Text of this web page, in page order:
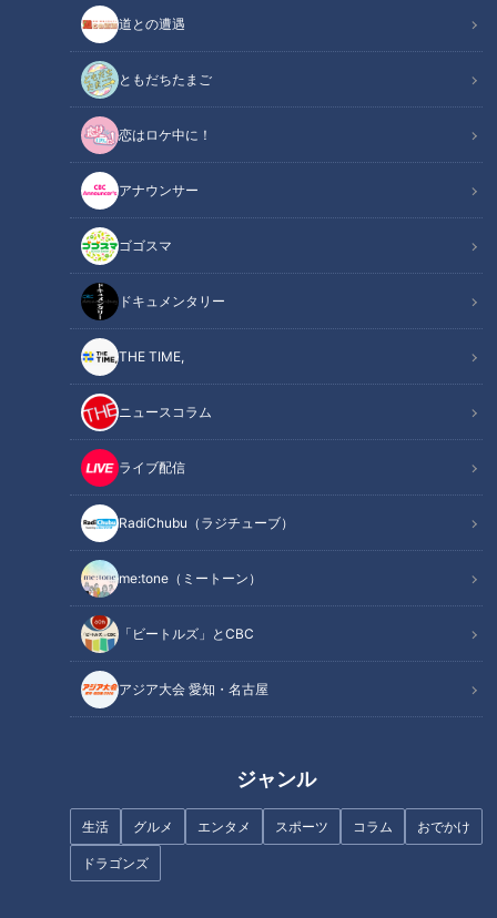
道との遭遇
ともだちたまご
恋はロケ中に！
アナウンサー
ゴゴスマ
ドキュメンタリー
THE TIME,
ニュースコラム
ライブ配信
RadiChubu（ラジチューブ）
me:tone（ミートーン）
「ビートルズ」とCBC
アジア大会 愛知・名古屋
ジャンル
生活 グルメ エンタメ スポーツ コラム おでかけ
ドラゴンズ
なりゆきアフロ～どこに行けばいいですか？～
CBCテレビ（東海エリア）で夕方放送の報道情報番組【チャ
ント！】。
アフロヘアーがトレードマークの副島淳くんがリポートする、
金曜日の人気コーナー『なりゆきアフロ』は、東海地方の市町
村を巡り、出会った人に聞いた「町の美味しいもの」をその場
所へ行って味わう“なりゆきグルメ旅”。今回は、三重県伊勢市
を旅します。
自家製秘伝醤油ダレがたまらない！伊勢の豚専門
店の絶品トンテキ
CBCテレビ『チャント！』なりゆきアフロ
伊勢市在住30年というアウトドアショップのお姉さんに聞き